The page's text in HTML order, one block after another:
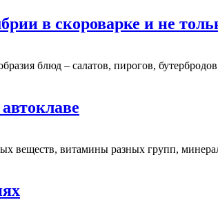
в скороварке и не
блюд – салатов, пирогов,
веществ, витамины разных групп,